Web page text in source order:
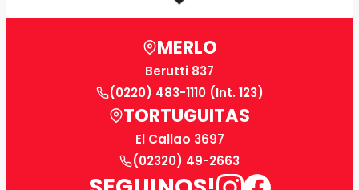
MERLO
Berutti 837
(0220) 483-1110 (Int. 123)
TORTUGUITAS
El Callao 3697
(02320) 49-2663